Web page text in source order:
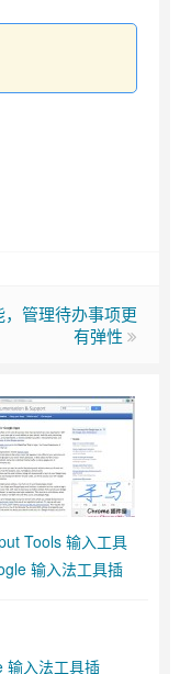
管理待办事项更
有弹性
Tools 输入工具
输入法工具插
输入法工具插